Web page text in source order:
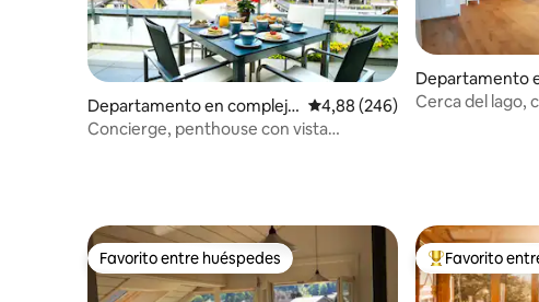
Departamento en complejo
residencial en Interlaken
Calificación promedio: 4,88 de
4,88 (246)
Concierge, penthouse con vista
Departamento
residencial en
Cerca del lago,
Favorito entre huéspedes
Favorito entre huéspedes Favorito entre
Favorito